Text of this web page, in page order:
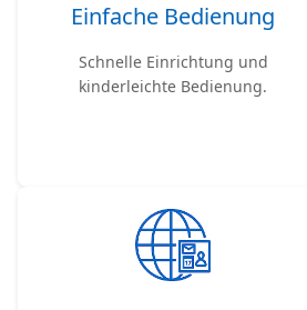
Einfache Bedienung
Schnelle Einrichtung und
kinderleichte Bedienung.